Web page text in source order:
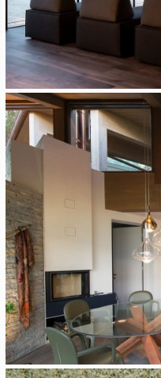
3 weitere Bilder